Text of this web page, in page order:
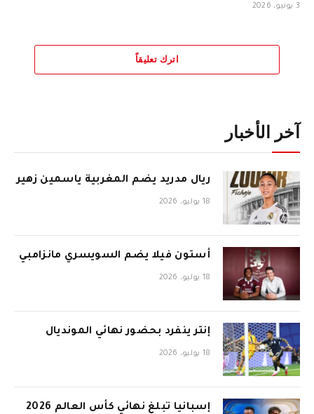
3 يونيو، 2026
اترك تعليقاً
آخر الأخبار
ريال مدريد يضم المغربية ياسمين زهير
18 يوليو، 2026
أستون فيلا يضم السويسري مانزامبي
18 يوليو، 2026
إنتر ينفرد بحضور نهائي المونديال
18 يوليو، 2026
إسبانيا تبلغ نهائي كأس العالم 2026